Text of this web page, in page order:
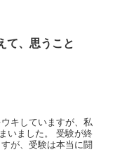
て、思うこと
キしていますが、私
いました。 受験が終
が、受験は本当に闘